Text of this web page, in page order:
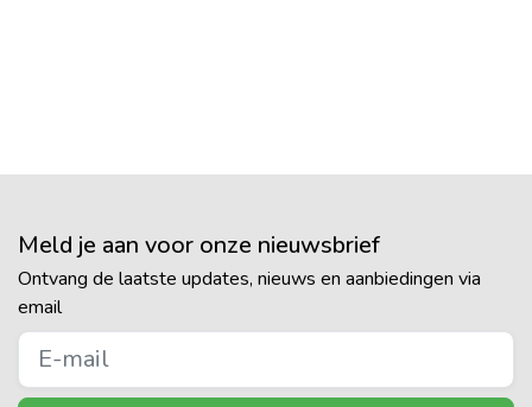
Meld je aan voor onze nieuwsbrief
Ontvang de laatste updates, nieuws en aanbiedingen via
email